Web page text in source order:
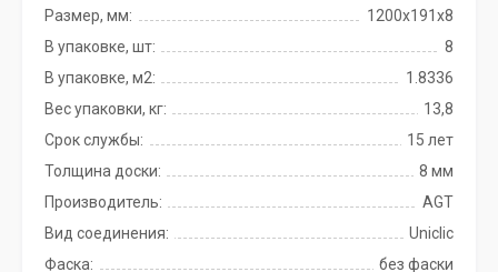
Размер, мм:
1200x191x8
В упаковке, шт:
8
В упаковке, м2:
1.8336
Вес упаковки, кг:
13,8
Срок службы:
15 лет
Толщина доски:
8 мм
Производитель:
AGT
Вид соединения:
Uniclic
Фаска:
без фаски